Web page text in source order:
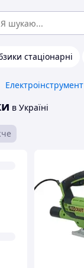
стаціонарні
Електроінструмент
в Україні